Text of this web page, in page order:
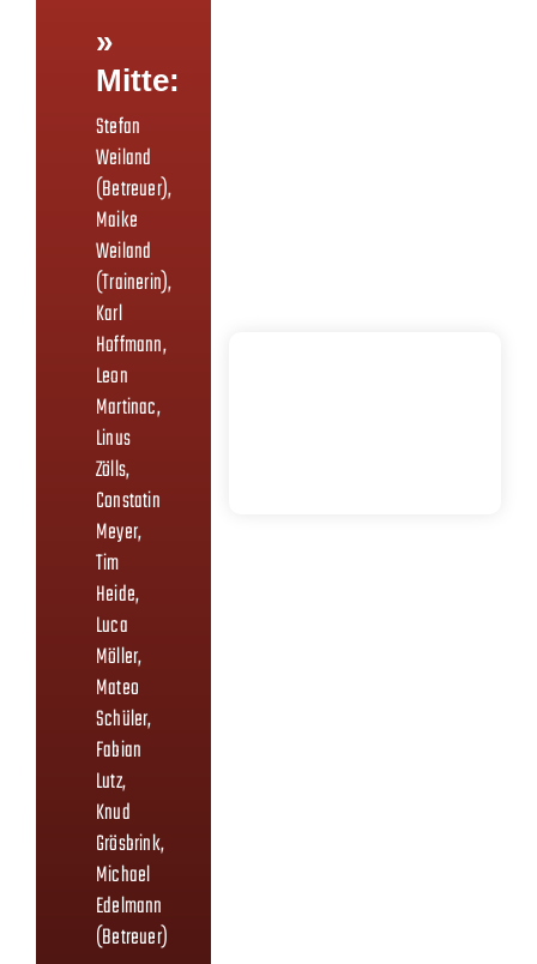
»
Mitte:
Stefan
Weiland
(Betreuer),
Maike
Weiland
(Trainerin),
Karl
Hoffmann,
Leon
Martinac,
Linus
Zölls,
Constatin
Meyer,
Tim
Heide,
Luca
Möller,
Mateo
Schüler,
Fabian
Lutz,
Knud
Grösbrink,
Michael
Edelmann
(Betreuer)